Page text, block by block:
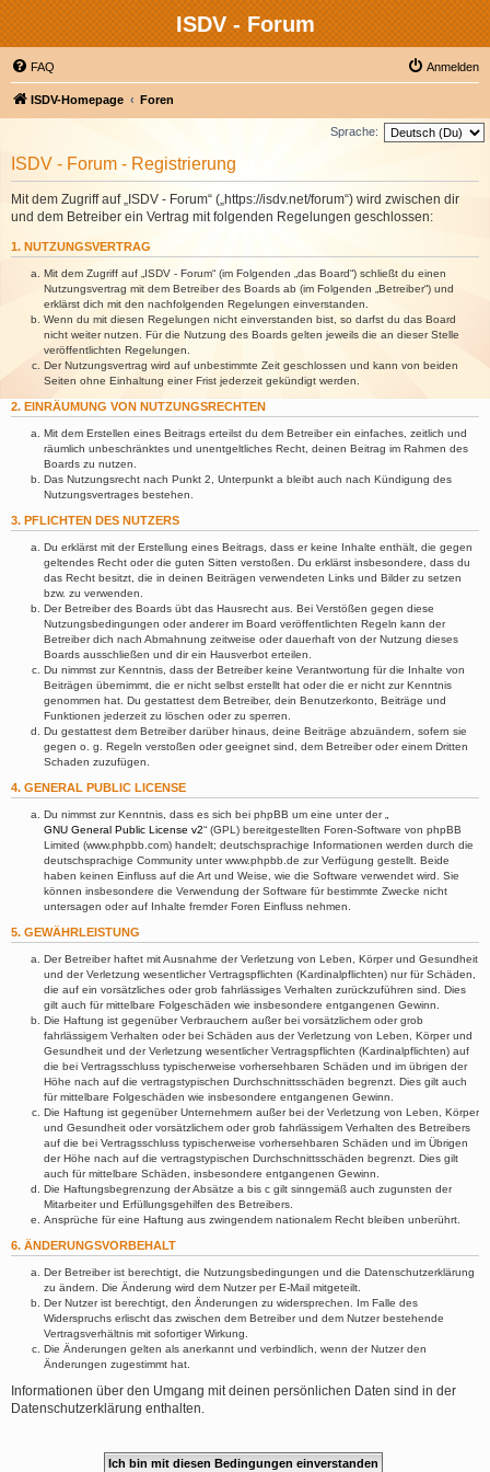
ISDV - Forum
FAQ Anmelden
ISDV-Homepage Foren
Sprache:
ISDV - Forum - Registrierung
Mit dem Zugriff auf „ISDV - Forum“ („https://isdv.net/forum“) wird zwischen dir
und dem Betreiber ein Vertrag mit folgenden Regelungen geschlossen:
1. NUTZUNGSVERTRAG
Mit dem Zugriff auf „ISDV - Forum“ (im Folgenden „das Board“) schließt du einen
Nutzungsvertrag mit dem Betreiber des Boards ab (im Folgenden „Betreiber“) und
erklärst dich mit den nachfolgenden Regelungen einverstanden.
Wenn du mit diesen Regelungen nicht einverstanden bist, so darfst du das Board
nicht weiter nutzen. Für die Nutzung des Boards gelten jeweils die an dieser Stelle
veröffentlichten Regelungen.
Der Nutzungsvertrag wird auf unbestimmte Zeit geschlossen und kann von beiden
Seiten ohne Einhaltung einer Frist jederzeit gekündigt werden.
2. EINRÄUMUNG VON NUTZUNGSRECHTEN
Mit dem Erstellen eines Beitrags erteilst du dem Betreiber ein einfaches, zeitlich und
räumlich unbeschränktes und unentgeltliches Recht, deinen Beitrag im Rahmen des
Boards zu nutzen.
Das Nutzungsrecht nach Punkt 2, Unterpunkt a bleibt auch nach Kündigung des
Nutzungsvertrages bestehen.
3. PFLICHTEN DES NUTZERS
Du erklärst mit der Erstellung eines Beitrags, dass er keine Inhalte enthält, die gegen
geltendes Recht oder die guten Sitten verstoßen. Du erklärst insbesondere, dass du
das Recht besitzt, die in deinen Beiträgen verwendeten Links und Bilder zu setzen
bzw. zu verwenden.
Der Betreiber des Boards übt das Hausrecht aus. Bei Verstößen gegen diese
Nutzungsbedingungen oder anderer im Board veröffentlichten Regeln kann der
Betreiber dich nach Abmahnung zeitweise oder dauerhaft von der Nutzung dieses
Boards ausschließen und dir ein Hausverbot erteilen.
Du nimmst zur Kenntnis, dass der Betreiber keine Verantwortung für die Inhalte von
Beiträgen übernimmt, die er nicht selbst erstellt hat oder die er nicht zur Kenntnis
genommen hat. Du gestattest dem Betreiber, dein Benutzerkonto, Beiträge und
Funktionen jederzeit zu löschen oder zu sperren.
Du gestattest dem Betreiber darüber hinaus, deine Beiträge abzuändern, sofern sie
gegen o. g. Regeln verstoßen oder geeignet sind, dem Betreiber oder einem Dritten
Schaden zuzufügen.
4. GENERAL PUBLIC LICENSE
Du nimmst zur Kenntnis, dass es sich bei phpBB um eine unter der „
GNU General Public License v2“ (GPL) bereitgestellten Foren-Software von phpBB
Limited (www.phpbb.com) handelt; deutschsprachige Informationen werden durch die
deutschsprachige Community unter www.phpbb.de zur Verfügung gestellt. Beide
haben keinen Einfluss auf die Art und Weise, wie die Software verwendet wird. Sie
können insbesondere die Verwendung der Software für bestimmte Zwecke nicht
untersagen oder auf Inhalte fremder Foren Einfluss nehmen.
5. GEWÄHRLEISTUNG
Der Betreiber haftet mit Ausnahme der Verletzung von Leben, Körper und Gesundheit
und der Verletzung wesentlicher Vertragspflichten (Kardinalpflichten) nur für Schäden,
die auf ein vorsätzliches oder grob fahrlässiges Verhalten zurückzuführen sind. Dies
gilt auch für mittelbare Folgeschäden wie insbesondere entgangenen Gewinn.
Die Haftung ist gegenüber Verbrauchern außer bei vorsätzlichem oder grob
fahrlässigem Verhalten oder bei Schäden aus der Verletzung von Leben, Körper und
Gesundheit und der Verletzung wesentlicher Vertragspflichten (Kardinalpflichten) auf
die bei Vertragsschluss typischerweise vorhersehbaren Schäden und im übrigen der
Höhe nach auf die vertragstypischen Durchschnittsschäden begrenzt. Dies gilt auch
für mittelbare Folgeschäden wie insbesondere entgangenen Gewinn.
Die Haftung ist gegenüber Unternehmern außer bei der Verletzung von Leben, Körper
und Gesundheit oder vorsätzlichem oder grob fahrlässigem Verhalten des Betreibers
auf die bei Vertragsschluss typischerweise vorhersehbaren Schäden und im Übrigen
der Höhe nach auf die vertragstypischen Durchschnittsschäden begrenzt. Dies gilt
auch für mittelbare Schäden, insbesondere entgangenen Gewinn.
Die Haftungsbegrenzung der Absätze a bis c gilt sinngemäß auch zugunsten der
Mitarbeiter und Erfüllungsgehilfen des Betreibers.
Ansprüche für eine Haftung aus zwingendem nationalem Recht bleiben unberührt.
6. ÄNDERUNGSVORBEHALT
Der Betreiber ist berechtigt, die Nutzungsbedingungen und die Datenschutzerklärung
zu ändern. Die Änderung wird dem Nutzer per E-Mail mitgeteilt.
Der Nutzer ist berechtigt, den Änderungen zu widersprechen. Im Falle des
Widerspruchs erlischt das zwischen dem Betreiber und dem Nutzer bestehende
Vertragsverhältnis mit sofortiger Wirkung.
Die Änderungen gelten als anerkannt und verbindlich, wenn der Nutzer den
Änderungen zugestimmt hat.
Informationen über den Umgang mit deinen persönlichen Daten sind in der
Datenschutzerklärung enthalten.